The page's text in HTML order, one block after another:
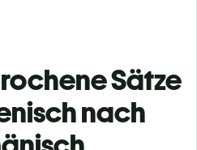
Sätze
nach